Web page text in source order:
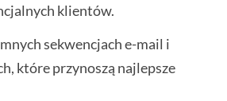
klientów.
sekwencjach e-mail i
które przynoszą najlepsze